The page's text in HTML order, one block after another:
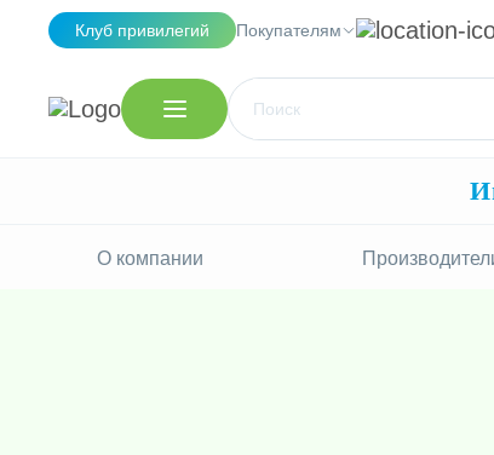
Клуб привилегий Покупателям
О компании